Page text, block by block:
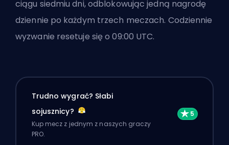
ciągu siedmiu dni, odblokowując jedną nagrodę
dziennie po każdym trzech meczach. Codziennie
wyzwanie resetuje się o 09:00 UTC.
Trudno wygrać? Słabi
sojusznicy?
Kup mecz z jednym z naszych graczy
PRO.